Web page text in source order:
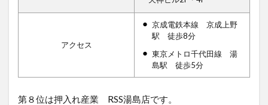
アクセス
京成電鉄本線 京成上野
駅 徒歩8分
東京メトロ千代田線 湯
島駅 徒歩5分
第８位は押入れ産業 RSS湯島店です。